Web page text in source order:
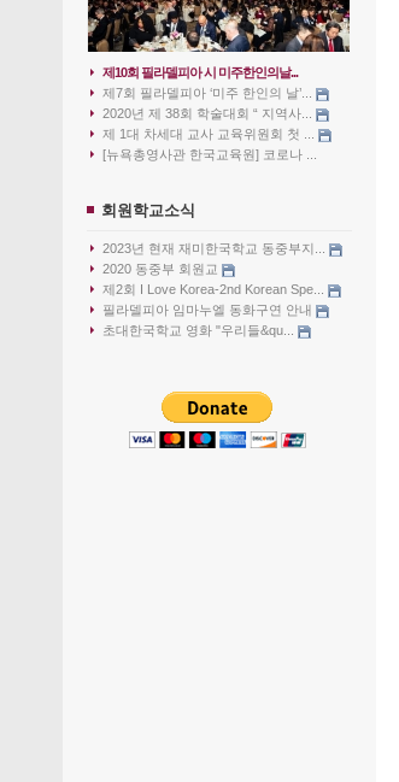
제10회 필라델피아 시 미주한인의날...
제7회 필라델피아 ‘미주 한인의 날’...
2020년 제 38회 학술대회 “ 지역사...
제 1대 차세대 교사 교육위원회 첫 ...
[뉴욕총영사관 한국교육원] 코로나 ...
회원학교소식
2023년 현재 재미한국학교 동중부지...
2020 동중부 회원교
제2회 I Love Korea-2nd Korean Spe...
필라델피아 임마누엘 동화구연 안내
초대한국학교 영화 "우리들&qu...